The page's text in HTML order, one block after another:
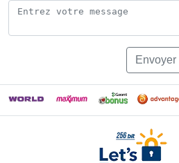
Envoyer